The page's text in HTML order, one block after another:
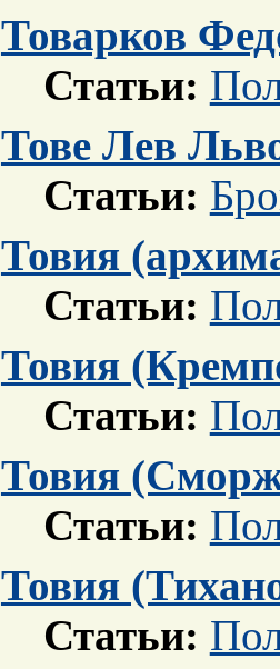
Товарков
Статьи:
Тове Лев
Статьи:
Товия
Статьи:
Товия
Статьи:
Товия
Статьи:
Товия
Статьи: